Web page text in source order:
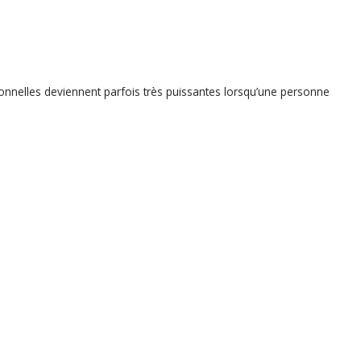
deviennent parfois très puissantes lorsqu’une personne